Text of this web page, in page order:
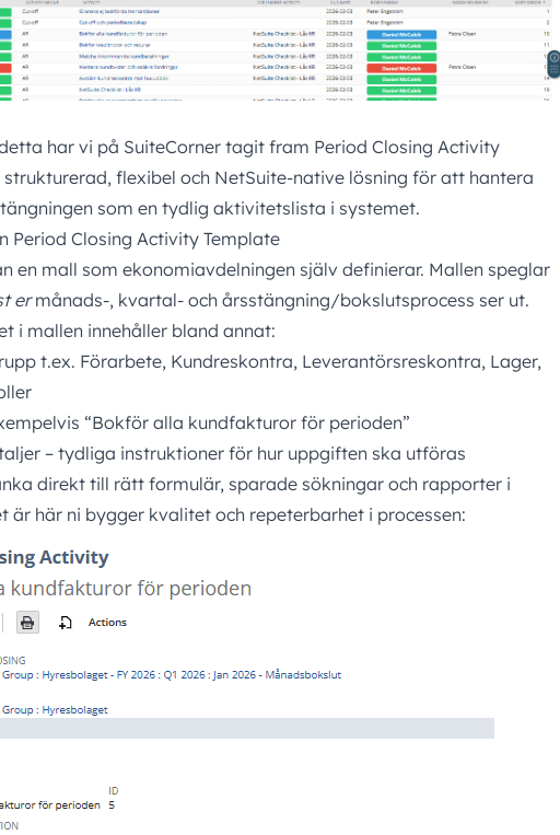
har vi på SuiteCorner tagit fram Period Closing Activity
strukturerad, flexibel och NetSuite-native lösning för att hantera
som en tydlig aktivitetslista i systemet.
Period Closing Activity Template
en mall som ekonomiavdelningen själv definierar. Mallen speglar
ermånads-, kvartal- och årsstängning/bokslutsprocess ser ut.
i mallen innehåller bland annat:
t.ex. Förarbete, Kundreskontra, Leverantörsreskontra, Lager,
“Bokför alla kundfakturor för perioden”
– tydliga instruktioner för hur uppgiften ska utföras
direkt till rätt formulär, sparade sökningar och rapporter i
är här ni bygger kvalitet och repeterbarhet i processen: